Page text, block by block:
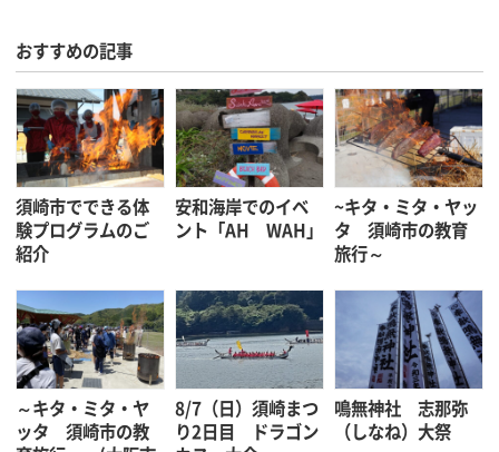
おすすめの記事
須崎市でできる体
験プログラムのご
紹介
安和海岸でのイベ
ント「AH WAH」
~キタ・ミタ・ヤッ
タ 須崎市の教育
旅行～
～キタ・ミタ・ヤ
ッタ 須崎市の教
8/7（日）須崎まつ
り2日目 ドラゴン
鳴無神社 志那弥
（しなね）大祭